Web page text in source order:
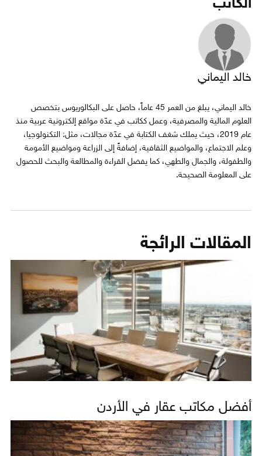
الكاتب
خالد اليماني
خالد اليماني، يبلغ من العمر 45 عاماً، حاصل على البكالوريوس بتخصص
العلوم المالية والمصرفية، وعمل ككاتب في عدّة مواقع إلكترونية عربية منذ
عام 2019، حيث يملك شغف الكتابة في عدّة مجالات، مثل: التكنولوجيا،
وعلم الاجتماع، والمواضيع الثقافية، إضافةً إلى الزراعة ومواضيع الأمومة
والطفولة، والجمال والطهي، كما يفضل القراءة والمطالعة والبحث للحصول
على المعلومة الصحيحة.
المقالات الرائجة
أفضل مكاتب عقار في الأردن